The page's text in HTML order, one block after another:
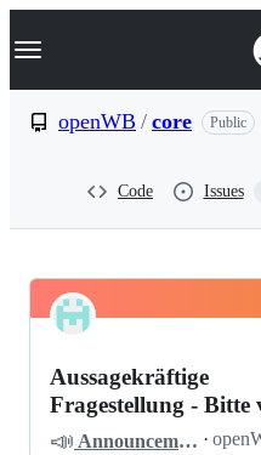
k
p
Navigation Menu
openWB / core Public
Code Issues
openWB
Discussions
Pinned
Aussagekräftige
Fragestellung - Bitte
dem Posten lesen
📣 Announcements ·